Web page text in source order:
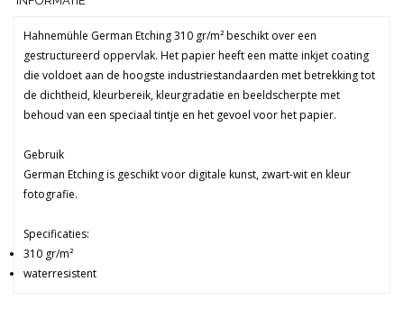
Hahnemühle German Etching 310 gr/m² beschikt over een
gestructureerd oppervlak. Het papier heeft een matte inkjet coating
die voldoet aan de hoogste industriestandaarden met betrekking tot
de dichtheid, kleurbereik, kleurgradatie en beeldscherpte met
behoud van een speciaal tintje en het gevoel voor het papier.
Gebruik
German Etching is geschikt voor digitale kunst, zwart-wit en kleur
fotografie.
Specificaties:
310 gr/m²
waterresistent